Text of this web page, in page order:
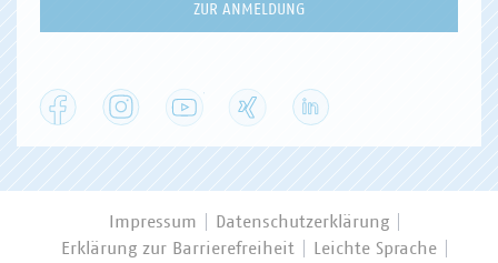
ZUR ANMELDUNG
Facebook Instagram YouTube
Impressum
Datenschutzerklärung
Erklärung zur Barrierefreiheit
Leichte Sprache